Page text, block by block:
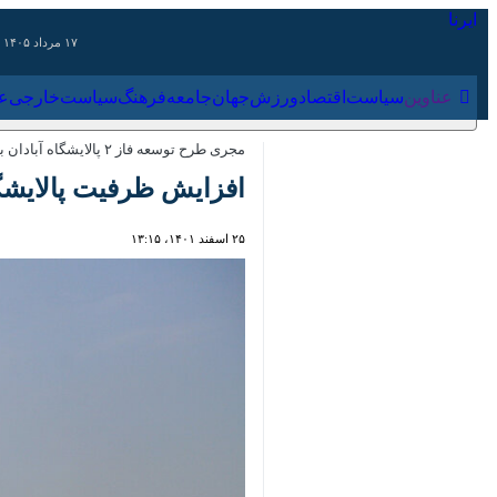
عناوین‌ سیاست اقتصاد ورزش جهان جامعه فرهنگ
مجری طرح توسعه فاز ۲ پالایشگاه آبادان به ایرنا اعلام کرد؛
افزایش ظرفیت پالایشگاه آبادان به ۶۳۰ هزار بشکه در